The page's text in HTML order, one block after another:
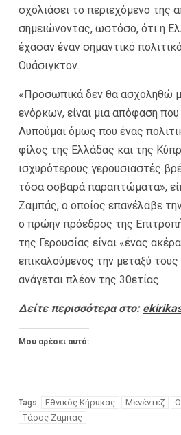
σχολιάσει το περιεχόμενο της
σημειώνοντας, ωστόσο, ότι η
έχασαν έναν σημαντικό
Ουάσιγκτον.
«Προσωπικά δεν θα ασχοληθώ
ενόρκων, είναι μια απόφαση που
Λυπούμαι όμως που ένας
φίλος της Ελλάδας και της
ισχυρότερους γερουσιαστές
τόσα σοβαρά παραπτώματα»,
Ζαμπάς, ο οποίος επανέλαβε
ο πρώην πρόεδρος της
της Γερουσίας είναι «ένας
επικαλούμενος την μεταξύ τους
ανάγεται πλέον της 30ετίας.
Δείτε περισσότερα στο:
Μου αρέσει αυτό:
Tags: Εθνικός Κήρυκας Μενέντεζ
Τάσος Ζαμπάς